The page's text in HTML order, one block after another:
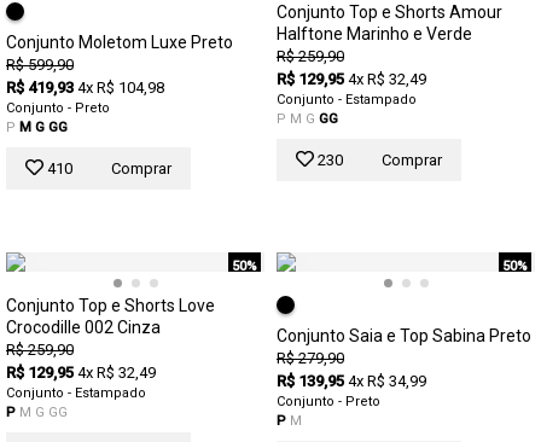
Conjunto Moletom Luxe Preto
R$ 599,90
R$ 419,93 4x R$ 104,98
Conjunto - Preto
P M G GG
410 Comprar
Conjunto Top e Shorts Amour
Halftone Marinho e Verde
R$ 259,90
R$ 129,95 4x R$ 32,49
Conjunto - Estampado
P M G GG
230 Comprar
50%
Conjunto Top e Shorts Love
Crocodille 002 Cinza
R$ 259,90
R$ 129,95 4x R$ 32,49
Conjunto - Estampado
P M G GG
50%
Conjunto Saia e Top Sabina Preto
R$ 279,90
R$ 139,95 4x R$ 34,99
Conjunto - Preto
P M